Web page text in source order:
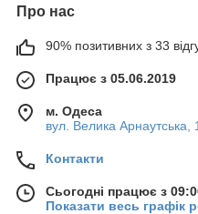
Про нас
90% позитивних з 33
Працює з 05.06.2019
м. Одеса
вул. Велика Арнаутська,
Контакти
Сьогодні працює з
Показати весь графік